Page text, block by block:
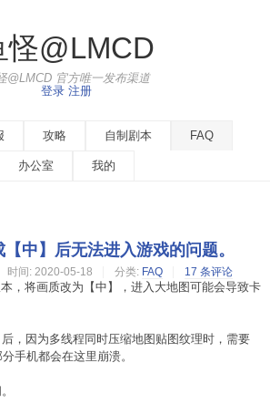
怪@LMCD
@LMCD 官方唯一发布渠道
登录 注册
攻略 自制剧本 FAQ
办公室 我的
中】后无法进入游戏的问题。
时间: 2020-05-18 分类: FAQ 17 条评论
，将画质改为【中】，进入大地图可能会导致卡
，因为多线程同时压缩地图贴图纹理时，需要
手机都会在这里崩溃。